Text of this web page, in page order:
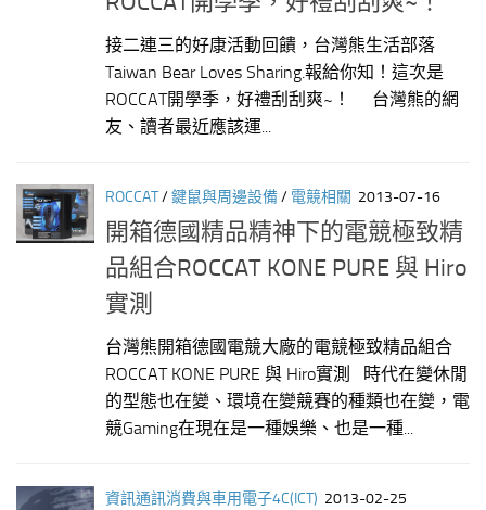
接二連三的好康活動回饋，台灣熊生活部落
Taiwan Bear Loves Sharing.報給你知！這次是
ROCCAT開學季，好禮刮刮爽~！ 台灣熊的網
友、讀者最近應該運...
ROCCAT/鍵鼠與周邊設備/ 電競相關 2013-07-16
開箱德國精品精神下的電競極致精
品組合ROCCAT KONE PURE 與 Hiro
實測
台灣熊開箱德國電競大廠的電競極致精品組合
ROCCAT KONE PURE 與 Hiro實測 時代在變休閒
的型態也在變、環境在變競賽的種類也在變，電
競Gaming在現在是一種娛樂、也是一種...
資訊通訊消費與車用電子4C(ICT) 2013-02-25